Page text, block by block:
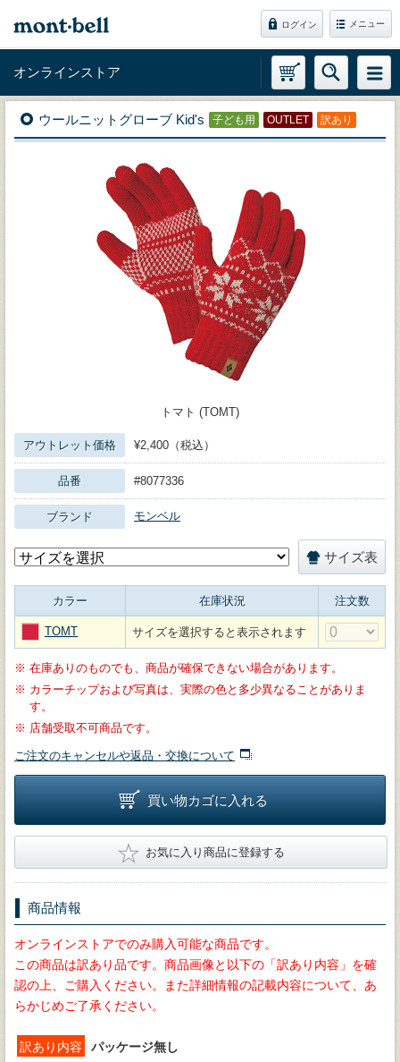
ログイン メニュー
オンラインストア
ウールニットグローブ Kid's 子ども用 OUTLET 訳あり
トマト (TOMT)
アウトレット価格 ¥2,400（税込）
品番 #8077336
ブランド モンベル
サイズ表
カラー 在庫状況 注文数
TOMT サイズを選択すると表示されます
※ 在庫ありのものでも、商品が確保できない場合があります。
※ カラーチップおよび写真は、実際の色と多少異なることがありま
す。
※ 店舗受取不可商品です。
ご注文のキャンセルや返品・交換について
買い物カゴに入れる
★ お気に入り商品に登録する
商品情報
オンラインストアでのみ購入可能な商品です。
この商品は訳あり品です。商品画像と以下の「訳あり内容」を確
認の上、ご購入ください。また詳細情報の記載内容について、あ
らかじめご了承ください。
訳あり内容 パッケージ無し